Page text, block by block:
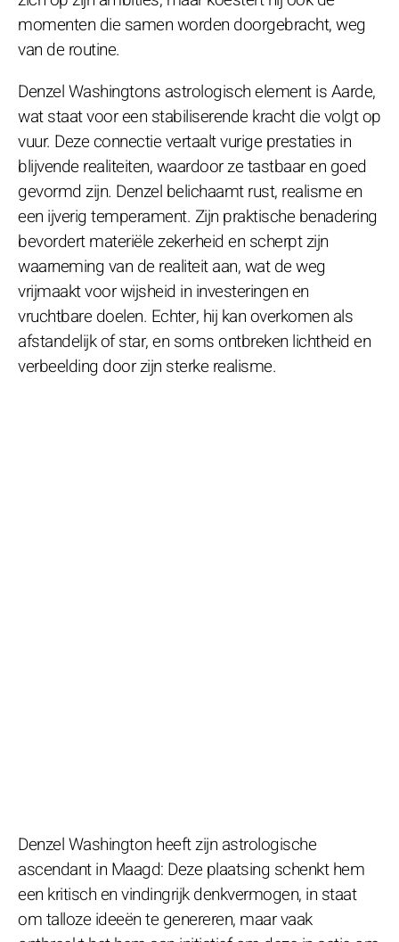
momenten die samen worden doorgebracht, weg
van de routine.
Denzel Washingtons astrologisch element is Aarde,
wat staat voor een stabiliserende kracht die volgt op
vuur. Deze connectie vertaalt vurige prestaties in
blijvende realiteiten, waardoor ze tastbaar en goed
gevormd zijn. Denzel belichaamt rust, realisme en
een ijverig temperament. Zijn praktische benadering
bevordert materiële zekerheid en scherpt zijn
waarneming van de realiteit aan, wat de weg
vrijmaakt voor wijsheid in investeringen en
vruchtbare doelen. Echter, hij kan overkomen als
afstandelijk of star, en soms ontbreken lichtheid en
verbeelding door zijn sterke realisme.
Denzel Washington heeft zijn astrologische
ascendant in Maagd: Deze plaatsing schenkt hem
een kritisch en vindingrijk denkvermogen, in staat
om talloze ideeën te genereren, maar vaak